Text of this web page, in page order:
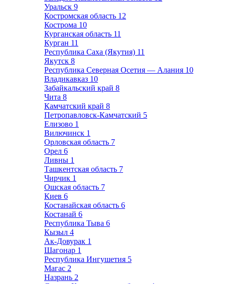
Уральск 9
Костромская область 12
Кострома 10
Курганская область 11
Курган 11
Республика Саха (Якутия) 11
Якутск 8
Республика Северная Осетия — Алания 10
Владикавказ 10
Забайкальский край 8
Чита 8
Камчатский край 8
Петропавловск-Камчатский 5
Елизово 1
Вилючинск 1
Орловская область 7
Орел 6
Ливны 1
Ташкентская область 7
Чирчик 1
Ошская область 7
Киев 6
Костанайская область 6
Костанай 6
Республика Тыва 6
Кызыл 4
Ак-Довурак 1
Шагонар 1
Республика Ингушетия 5
Магас 2
Назрань 2